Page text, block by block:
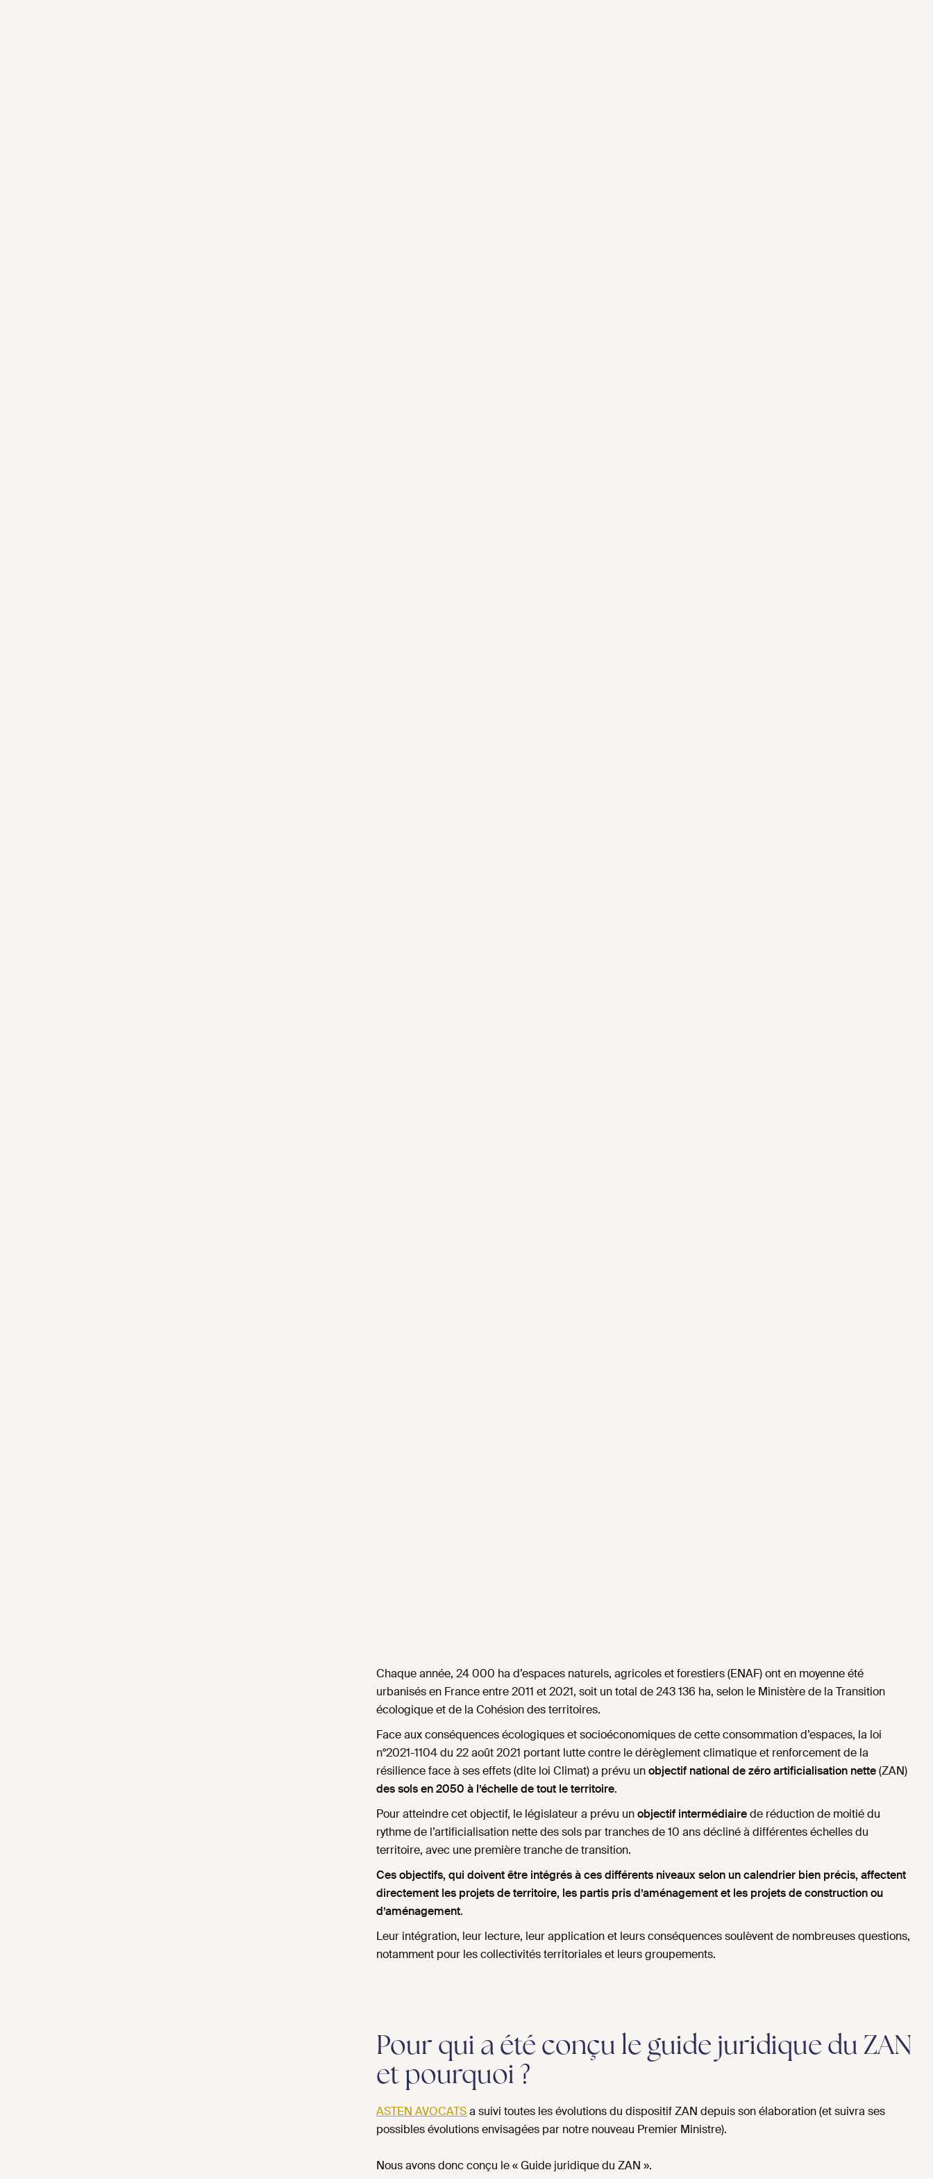
Chaque année, 24 000 ha d’espaces naturels, agricoles et forestiers (ENAF) ont en moyenne été
urbanisés en France entre 2011 et 2021, soit un total de 243 136 ha, selon le Ministère de la Transition
écologique et de la Cohésion des territoires.
Face aux conséquences écologiques et socioéconomiques de cette consommation d’espaces, la loi
n°2021-1104 du 22 août 2021 portant lutte contre le dérèglement climatique et renforcement de la
résilience face à ses effets (dite loi Climat) a prévu unobjectif national de zéro artificialisation nette(ZAN)
des sols en 2050 à l’échelle de tout le territoire.
Pour atteindre cet objectif, le législateur a prévu unobjectif intermédiairede réduction de moitié du
rythme de l’artificialisation nette des sols par tranches de 10 ans décliné à différentes échelles du
territoire, avec une première tranche de transition.
Ces objectifs, qui doivent être intégrés à ces différents niveaux selon un calendrier bien précis, affectent
directement les projets de territoire, les partis pris d’aménagement et les projets de construction ou
d’aménagement.
Leur intégration, leur lecture, leur application et leurs conséquences soulèvent de nombreuses questions,
notamment pour les collectivités territoriales et leurs groupements.
Pour qui a été conçu le guide juridique du ZAN
et pourquoi ?
ASTEN AVOCATSa suivi toutes les évolutions du dispositif ZAN depuis son élaboration (et suivra ses
possibles évolutions envisagées par notre nouveau Premier Ministre).
Nous avons donc conçu le « Guide juridique du ZAN ».